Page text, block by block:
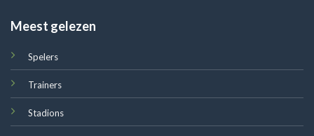
Meest gelezen
Spelers
Trainers
Stadions